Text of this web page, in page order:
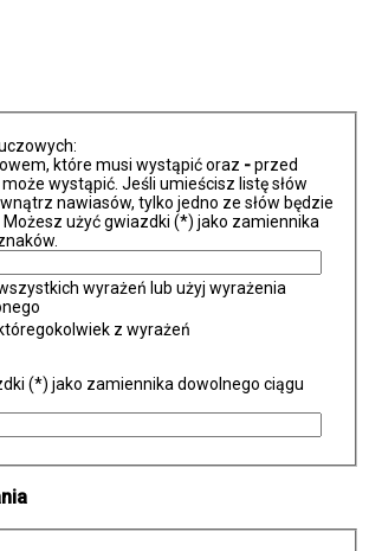
które musi wystąpić oraz -przed
wystąpić. Jeśli umieścisz listę słów
nawiasów, tylko jedno ze słów będzie
Możesz użyć gwiazdki (*) jako zamiennika
wyrażeń lub użyj wyrażenia
z wyrażeń
(*) jako zamiennika dowolnego ciągu